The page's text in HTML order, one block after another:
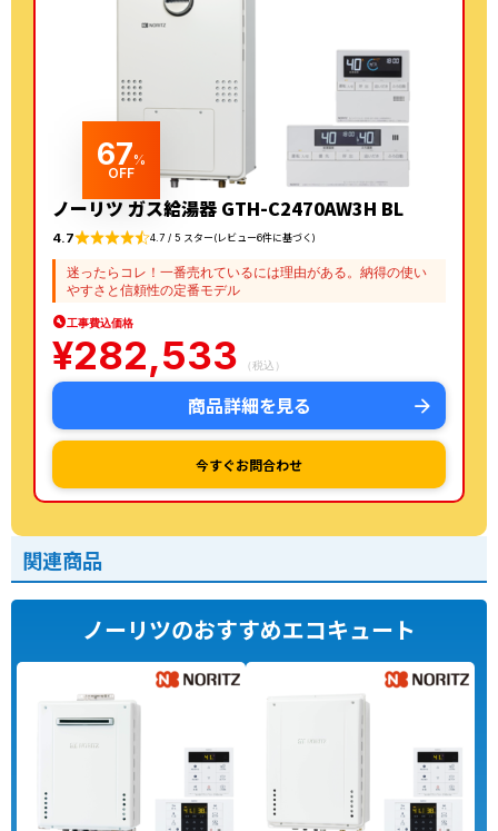
67%
OFF
ノーリツ ガス給湯器 GTH-C2470AW3H BL
4.7 4.7 / 5 スター(レビュー6件に基づく)
迷ったらコレ！一番売れているには理由がある。納得の使い
やすさと信頼性の定番モデル
工事費込価格
¥282,533 （税込）
商品詳細を見る
今すぐお問合わせ
関連商品
ノーリツのおすすめエコキュート